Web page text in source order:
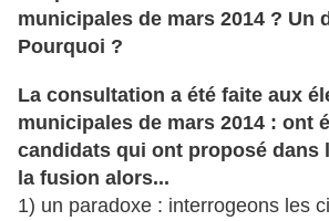
municipales de mars 2014 ? Un
Pourquoi ?
La consultation a été faite aux
municipales de mars 2014 : ont
candidats qui ont proposé dans
la fusion alors...
1) un paradoxe : interrogeons les